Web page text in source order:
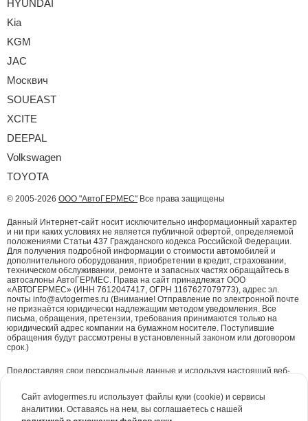
HYUNDAI
Kia
KGM
JAC
Москвич
SOUEAST
XCITE
DEEPAL
Volkswagen
TOYOTA
© 2005-2026 ООО "АвтоГЕРМЕС" Все права защищены
Данный Интернет-сайт носит исключительно информационный характер
и ни при каких условиях не является публичной офертой, определяемой
положениями Статьи 437 Гражданского кодекса Российской Федерации.
Для получения подробной информации о стоимости автомобилей и
дополнительного оборудования, приобретении в кредит, страховании,
техническом обслуживании, ремонте и запасных частях обращайтесь в
автосалоны АвтоГЕРМЕС. Права на сайт принадлежат ООО
«АВТОГЕРМЕС» (ИНН 7612047417, ОГРН 1167627079773), адрес эл.
почты info@avtogermes.ru (Внимание! Отправление по электронной почте
не признаётся юридически надлежащим методом уведомления. Все
письма, обращения, претензии, требования принимаются только на
юридический адрес компании на бумажном носителе. Поступившие
обращения будут рассмотрены в установленный законом или договором
срок.)
Предоставляя свои персональные данные и используя настоящий веб-
Для повышения удобства работы с сайтом и обеспечения его корректной
Сайт avtogermes.ru использует файлы куки (cookie) и сервисы
аналитики. Оставаясь на нем, вы соглашаетесь с нашей